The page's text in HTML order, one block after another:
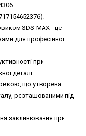
SDS-MAX - це
для професійної
при
деталі.
що утворена
розташованими під
заклинювання при